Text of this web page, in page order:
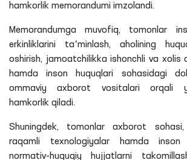
hamkorlik memorandumi imzolandi.
Memorandumga muvofiq, tomonlar
erkinliklarini taʼminlash, aholining
oshirish, jamoatchilikka ishonchli va xolis
hamda inson huquqlari sohasidagi
ommaviy axborot vositalari orqali
hamkorlik qiladi.
Shuningdek, tomonlar axborot
raqamli texnologiyalar hamda inson
normativ-huquqiy hujjatlarni